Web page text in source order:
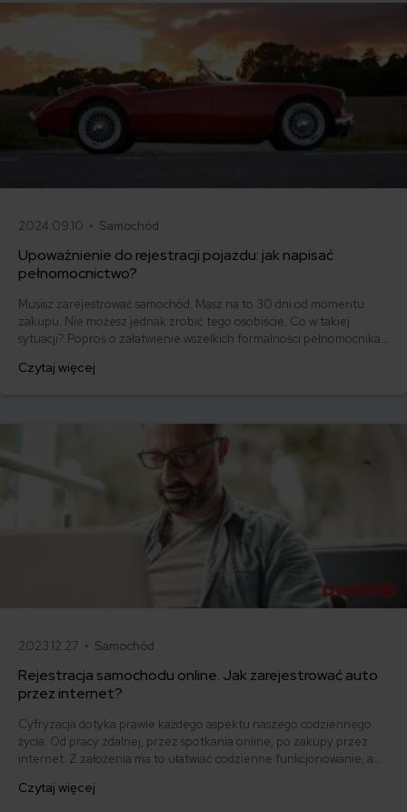
2024.09.10 • Samochód
Upoważnienie do rejestracji pojazdu: jak napisać
pełnomocnictwo?
Musisz zarejestrować samochód. Masz na to 30 dni od momentu
zakupu. Nie możesz jednak zrobić tego osobiście. Co w takiej
sytuacji? Poproś o załatwienie wszelkich formalności pełnomocnika.
pojazdu. Jak napisać pełnomocnictwo? Co powinno zawierać
Czytaj więcej
2023.12.27 • Samochód
Rejestracja samochodu online. Jak zarejestrować auto
przez internet?
Cyfryzacja dotyka prawie każdego aspektu naszego codziennego
życia. Od pracy zdalnej, przez spotkania online, po zakupy przez
internet. Z założenia ma to ułatwiać codzienne funkcjonowanie, a
rozpoczęła się także cyfryzacja formalności i składania dokumentacji
Czytaj więcej